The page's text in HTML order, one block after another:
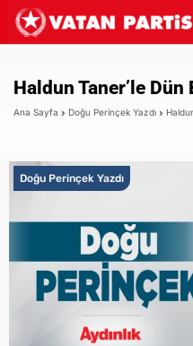
Haldun Taner’le
Ana Sayfa Doğu Perinçek Yazdı
Doğu Perinçek Yazdı